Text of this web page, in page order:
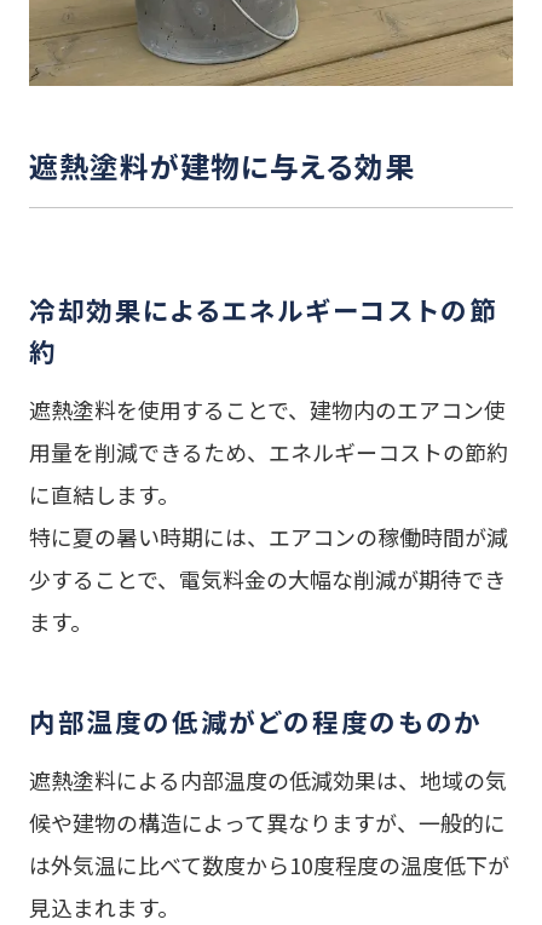
遮熱塗料が建物に与える効果
冷却効果によるエネルギーコストの節
約
遮熱塗料を使用することで、建物内のエアコン使
用量を削減できるため、エネルギーコストの節約
に直結します。
特に夏の暑い時期には、エアコンの稼働時間が減
少することで、電気料金の大幅な削減が期待でき
ます。
内部温度の低減がどの程度のものか
遮熱塗料による内部温度の低減効果は、地域の気
候や建物の構造によって異なりますが、一般的に
は外気温に比べて数度から10度程度の温度低下が
見込まれます。